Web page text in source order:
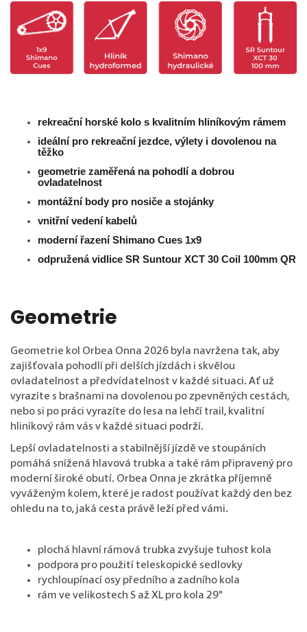
rekreační horské kolo s kvalitním hliníkovým rámem
ideální pro rekreační jezdce, výlety i dovolenou na
těžko
geometrie zaměřená na pohodlí a dobrou
ovladatelnost
montážní body pro nosiče a stojánky
vnitřní vedení kabelů
moderní řazení Shimano Cues 1x9
odpružená vidlice SR Suntour XCT 30 Coil 100mm QR
Geometrie
Geometrie kol Orbea Onna 2026 byla navržena tak, aby
zajišťovala pohodlí při delších jízdách i skvělou
ovladatelnost a předvídatelnost v každé situaci. Ať už
vyrazíte s brašnami na dovolenou po zpevněných cestách,
nebo si po práci vyrazíte do lesa na lehčí trail, kvalitní
hliníkový rám vás v každé situaci podrží.
Lepší ovladatelnosti a stabilnější jízdě ve stoupáních
pomáhá snížená hlavová trubka a také rám připravený pro
moderní široké obutí. Orbea Onna je zkrátka příjemně
vyváženým kolem, které je radost používat každý den bez
ohledu na to, jaká cesta právě leží před vámi.
plochá hlavní rámová trubka zvyšuje tuhost kola
podpora pro použití teleskopické sedlovky
rychloupínací osy předního a zadního kola
rám ve velikostech S až XL pro kola 29"